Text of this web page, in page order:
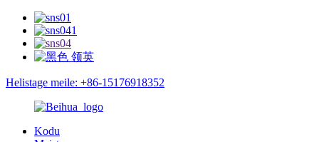
Helistage meile: +86-15176918352
Kodu